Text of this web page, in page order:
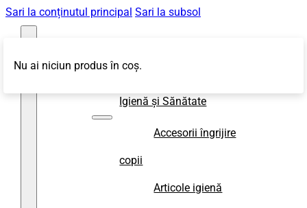
Sari la conținutul principal Sari la subsol
Igienă și Sănătate
Accesorii îngrijire
copii
Articole igienă
Nu ai niciun produs în coș.